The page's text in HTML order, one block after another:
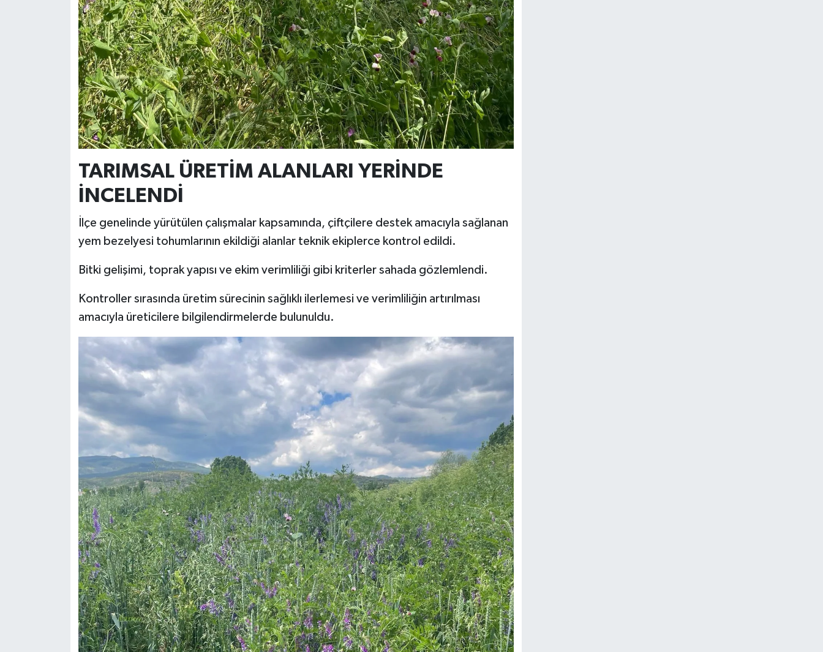
TARIMSAL ÜRETİM ALANLARI YERİNDE
İNCELENDİ
İlçe genelinde yürütülen çalışmalar kapsamında, çiftçilere destek amacıyla sağlanan
yem bezelyesi tohumlarının ekildiği alanlar teknik ekiplerce kontrol edildi.
Bitki gelişimi, toprak yapısı ve ekim verimliliği gibi kriterler sahada gözlemlendi.
Kontroller sırasında üretim sürecinin sağlıklı ilerlemesi ve verimliliğin artırılması
amacıyla üreticilere bilgilendirmelerde bulunuldu.
Teknoloji
Video Galeri